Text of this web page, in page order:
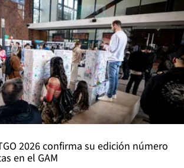
2026 confirma su edición número
en el GAM